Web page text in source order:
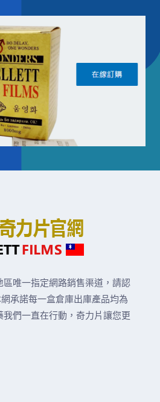
唯一指定網路銷售渠道，請認
承諾每一盒倉庫出庫產品均為
們一直在行動，奇力片讓您更